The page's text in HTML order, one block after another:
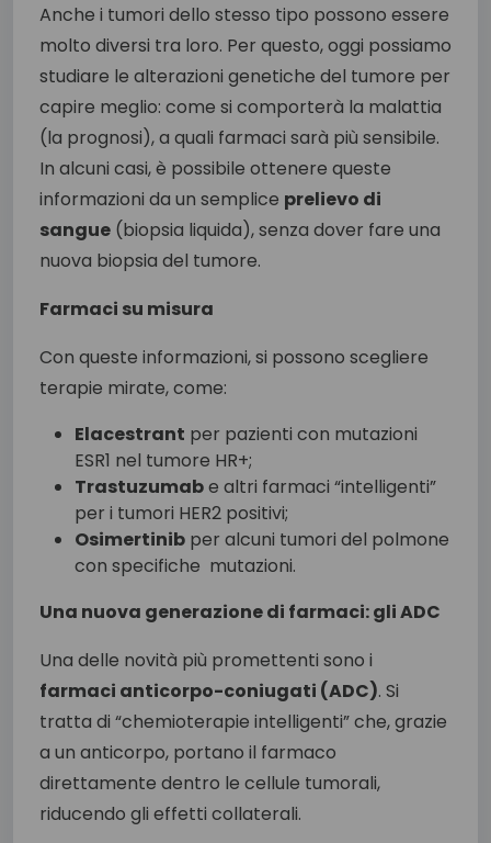
Anche i tumori dello stesso tipo possono essere
molto diversi tra loro. Per questo, oggi possiamo
studiare le alterazioni genetiche del tumore per
capire meglio: come si comporterà la malattia
(la prognosi), a quali farmaci sarà più sensibile.
In alcuni casi, è possibile ottenere queste
informazioni da un semplice prelievo di
sangue (biopsia liquida), senza dover fare una
nuova biopsia del tumore.
Farmaci su misura
Con queste informazioni, si possono scegliere
terapie mirate, come:
Elacestrant per pazienti con mutazioni
ESR1 nel tumore HR+;
Trastuzumabe altri farmaci “intelligenti”
per i tumori HER2 positivi;
Osimertinib per alcuni tumori del polmone
con specifiche mutazioni.
Una nuova generazione di farmaci: gli ADC
Una delle novità più promettenti sono i
farmaci anticorpo-coniugati (ADC). Si
tratta di “chemioterapie intelligenti” che, grazie
a un anticorpo, portano il farmaco
direttamente dentro le cellule tumorali,
riducendo gli effetti collaterali.